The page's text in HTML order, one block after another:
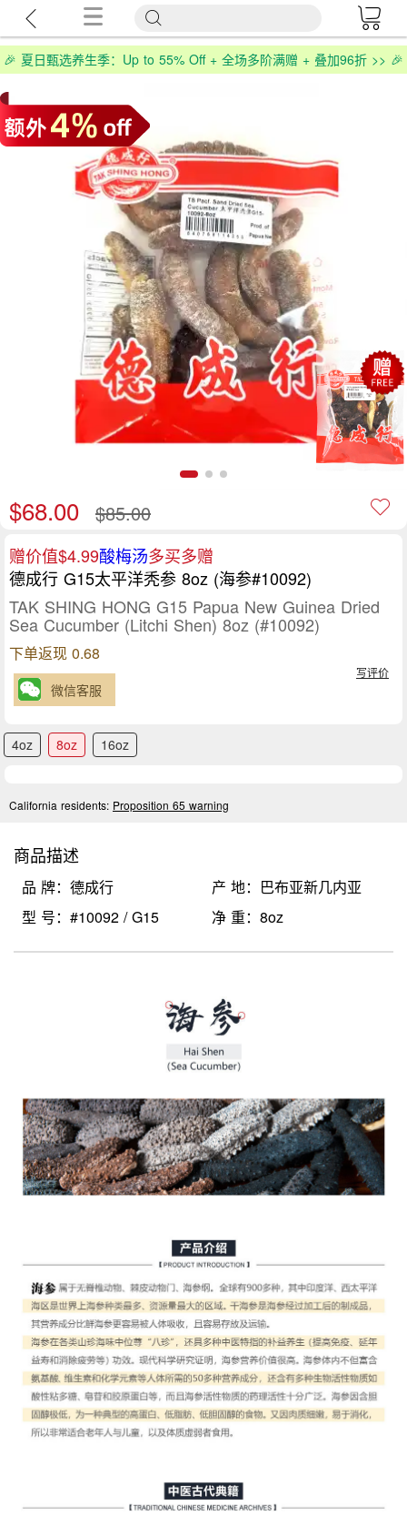
🎉 夏日甄选养生季：Up to 55% Off + 全场多阶满赠 + 叠加96折 >> 🎉
$68.00 $85.00
赠价值$4.99酸梅汤多买多赠
德成行 G15太平洋秃参 8oz (海参#10092)
TAK SHING HONG G15 Papua New Guinea Dried
Sea Cucumber (Litchi Shen) 8oz (#10092)
下单返现 0.68
写评价
微信客服
4oz 8oz 16oz
California residents: Proposition 65 warning
商品描述
品 牌：德成行
产 地：巴布亚新几内亚
型 号：#10092 / G15
净 重：8oz